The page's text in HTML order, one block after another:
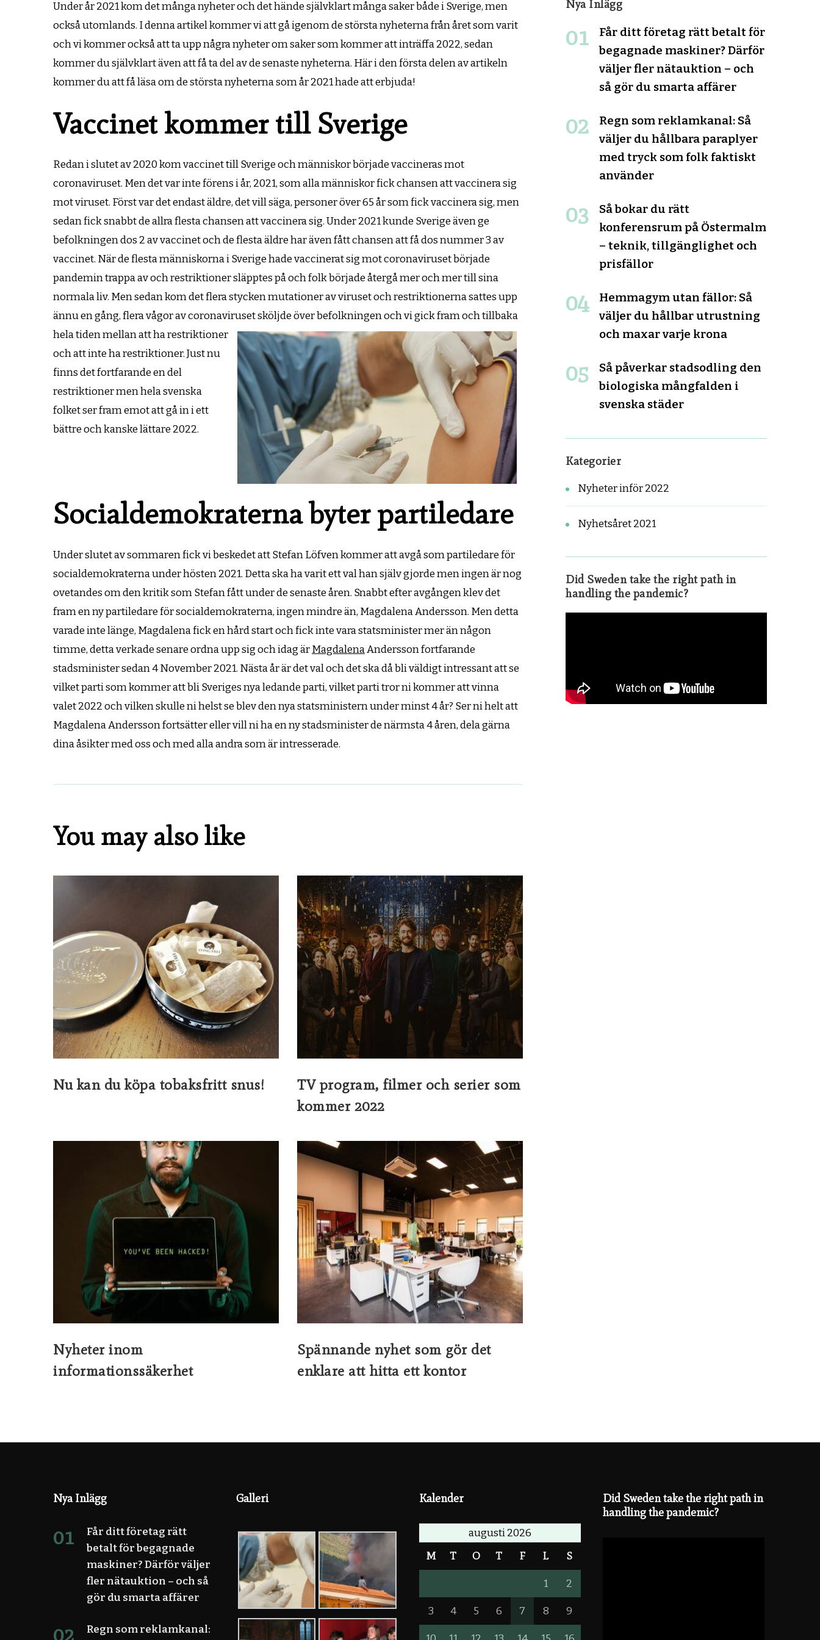
Under år 2021 kom det många nyheter och det hände självklart många saker både i Sverige, men
också utomlands. I denna artikel kommer vi att gå igenom de största nyheterna från året som varit
och vi kommer också att ta upp några nyheter om saker som kommer att inträffa 2022, sedan
kommer du självklart även att få ta del av de senaste nyheterna. Här i den första delen av artikeln
kommer du att få läsa om de största nyheterna som år 2021 hade att erbjuda!
Vaccinet kommer till Sverige
Redan i slutet av 2020 kom vaccinet till Sverige och människor började vaccineras mot
coronaviruset. Men det var inte förens i år, 2021, som alla människor fick chansen att vaccinera sig
mot viruset. Först var det endast äldre, det vill säga, personer över 65 år som fick vaccinera sig, men
sedan fick snabbt de allra flesta chansen att vaccinera sig. Under 2021 kunde Sverige även ge
befolkningen dos 2 av vaccinet och de flesta äldre har även fått chansen att få dos nummer 3 av
vaccinet. När de flesta människorna i Sverige hade vaccinerat sig mot coronaviruset började
pandemin trappa av och restriktioner släpptes på och folk började återgå mer och mer till sina
normala liv. Men sedan kom det flera stycken mutationer av viruset och restriktionerna sattes upp
ännu en gång, flera vågor av coronaviruset sköljde över befolkningen och vi gick fram och tillbaka
hela tiden mellan att ha restriktioner
och att inte ha restriktioner. Just nu
finns det fortfarande en del
restriktioner men hela svenska
folket ser fram emot att gå in i ett
bättre och kanske lättare 2022.
Socialdemokraterna byter partiledare
Under slutet av sommaren fick vi beskedet att Stefan Löfven kommer att avgå som partiledare för
socialdemokraterna under hösten 2021. Detta ska ha varit ett val han själv gjorde men ingen är nog
ovetandes om den kritik som Stefan fått under de senaste åren. Snabbt efter avgången klev det
fram en ny partiledare för socialdemokraterna, ingen mindre än, Magdalena Andersson. Men detta
varade inte länge, Magdalena fick en hård start och fick inte vara statsminister mer än någon
timme, detta verkade senare ordna upp sig och idag ärMagdalenaAndersson fortfarande
stadsminister sedan 4 November 2021. Nästa år är det val och det ska då bli väldigt intressant att se
vilket parti som kommer att bli Sveriges nya ledande parti, vilket parti tror ni kommer att vinna
valet 2022 och vilken skulle ni helst se blev den nya statsministern under minst 4 år? Ser ni helt att
Magdalena Andersson fortsätter eller vill ni ha en ny stadsminister de närmsta 4 åren, dela gärna
dina åsikter med oss och med alla andra som är intresserade.
You may also like
Nu kan du köpa tobaksfritt snus!
TV program, filmer och serier som
kommer 2022
Nyheter inom
informationssäkerhet
Spännande nyhet som gör det
enklare att hitta ett kontor
Nya Inlägg
Får ditt företag rätt betalt för
begagnade maskiner? Därför
väljer fler nätauktion – och
så gör du smarta affärer
Regn som reklamkanal: Så
väljer du hållbara paraplyer
med tryck som folk faktiskt
använder
Så bokar du rätt
konferensrum på Östermalm
– teknik, tillgänglighet och
prisfällor
Hemmagym utan fällor: Så
väljer du hållbar utrustning
och maxar varje krona
Så påverkar stadsodling den
biologiska mångfalden i
svenska städer
Kategorier
Nyheter inför 2022
Nyhetsåret 2021
Did Sweden take the right path in
handling the pandemic?
Nya Inlägg
Får ditt företag rätt
betalt för begagnade
maskiner? Därför väljer
fler nätauktion – och så
gör du smarta affärer
Regn som reklamkanal:
Galleri Kalender
augusti 2026
M T O T F L S
1 2
3 4 5 6 7 8 9
Did Sweden take the right path in
handling the pandemic?